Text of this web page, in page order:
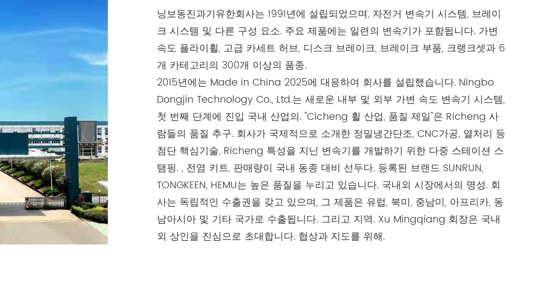
닝보동진과기유한회사는 1991년에 설립되었으며, 자전거 변속기 시스템, 브레이
크 시스템 및 다른 구성 요소. 주요 제품에는 일련의 변속기가 포함됩니다. 가변
속도 플라이휠, 고급 카세트 허브, 디스크 브레이크, 브레이크 부품, 크랭크셋과 6
개 카테고리의 300개 이상의 품종.
2015년에는 Made in China 2025에 대응하여 회사를 설립했습니다. Ningbo
Dongjin Technology Co., Ltd.는 새로운 내부 및 외부 가변 속도 변속기 시스템,
첫 번째 단계에 진입 국내 산업의. "Cicheng 휠 산업, 품질 제일"은 Richeng 사
람들의 품질 추구. 회사가 국제적으로 소개한 정밀냉간단조, CNC가공, 열처리 등
첨단 핵심기술, Richeng 특성을 지닌 변속기를 개발하기 위한 다중 스테이션 스
탬핑. , 전염 키트, 판매량이 국내 동종 대비 선두다. 등록된 브랜드 SUNRUN,
TONGKEEN, HEMU는 높은 품질을 누리고 있습니다. 국내외 시장에서의 명성. 회
사는 독립적인 수출권을 갖고 있으며, 그 제품은 유럽, 북미, 중남미, 아프리카, 동
남아시아 및 기타 국가로 수출됩니다. 그리고 지역. Xu Mingqiang 회장은 국내
외 상인을 진심으로 초대합니다. 협상과 지도를 위해.